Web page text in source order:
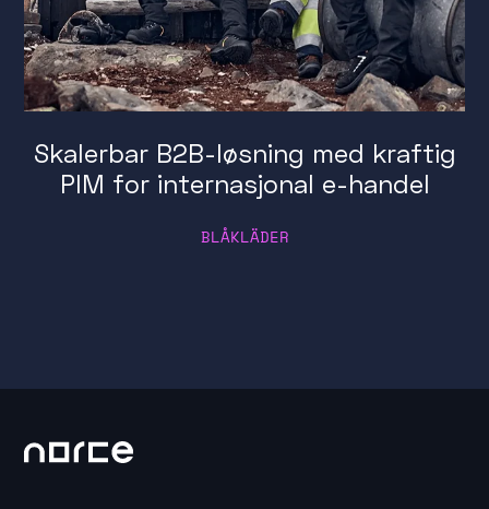
Skalerbar B2B-løsning med kraftig
PIM for internasjonal e-handel
BLÅKLÄDER